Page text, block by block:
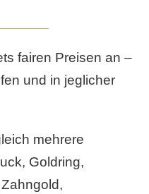
fairen Preisen an –
und in jeglicher
mehrere
Goldring,